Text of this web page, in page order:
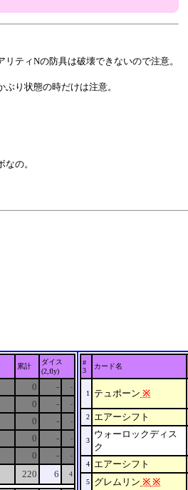
ティNの防具は破壊できないので注意。
り状態の時だけは注意。
の。
累計
ダイス
(2,fly)
0 - -
0 - -
0 - -
0 - -
0 - -
220 6 4
#
3
カード名
1 テュポーン ※
2 エアーシフト
3
ウォーロックディス
ク
4 エアーシフト
5 グレムリン ※ ※